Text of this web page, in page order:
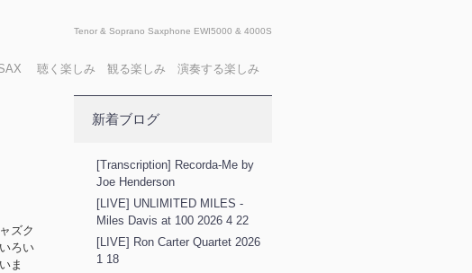
Tenor & Soprano Saxphone EWI5000 & 4000S
SAX 聴く楽しみ 観る楽しみ 演奏する楽しみ
ズク
ろい
ま
新着ブログ
[Transcription] Recorda-Me by
Joe Henderson
[LIVE] UNLIMITED MILES -
Miles Davis at 100 2026 4 22
[LIVE] Ron Carter Quartet 2026
1 18